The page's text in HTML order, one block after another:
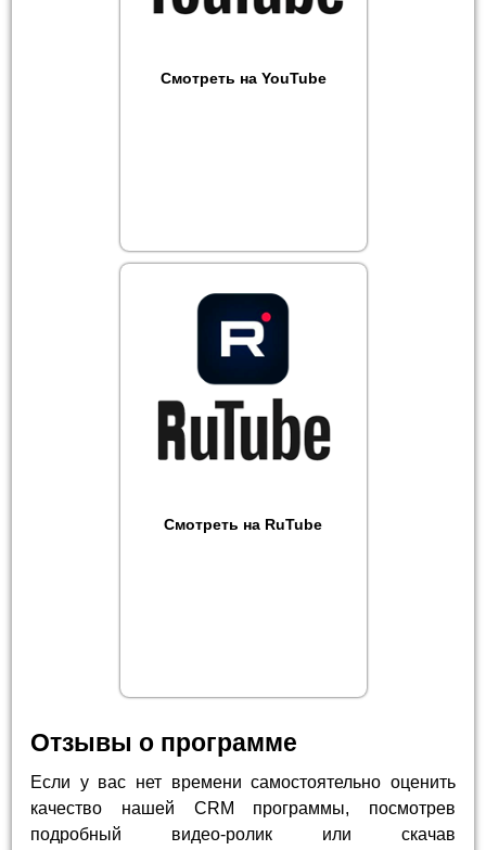
Смотреть на YouTube
Смотреть на RuTube
Отзывы о программе
Если у вас нет времени самостоятельно оценить
качество нашей CRM программы, посмотрев
подробный видео-ролик или скачав